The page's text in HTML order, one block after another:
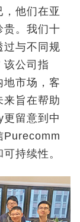
他们在亚
贵。我们十
过与不同规
该公司指
地市场，客
来旨在帮助
留意到中
Purecomm
持续性。